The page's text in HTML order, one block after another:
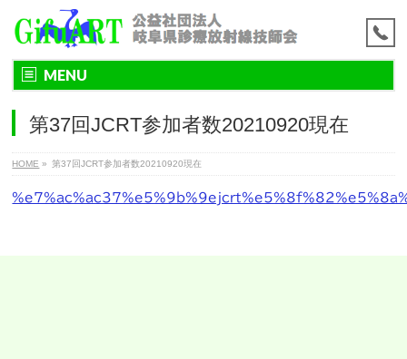
MENU
第37回JCRT参加者数20210920現在
HOME » 第37回JCRT参加者数20210920現在